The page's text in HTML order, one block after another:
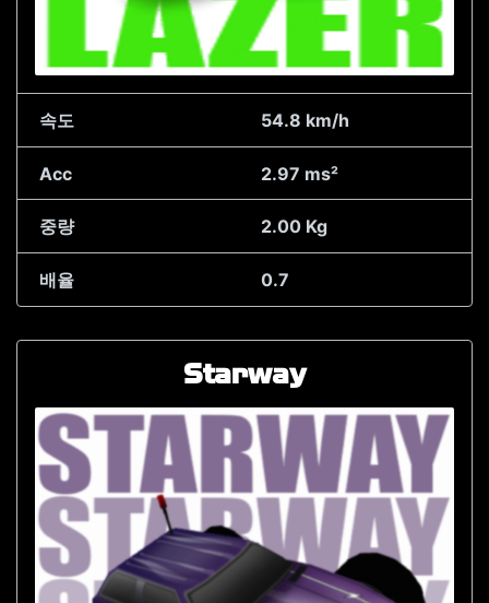
속도 54.8 km/h
Acc 2.97 ms²
중량 2.00 Kg
배율 0.7
Starway